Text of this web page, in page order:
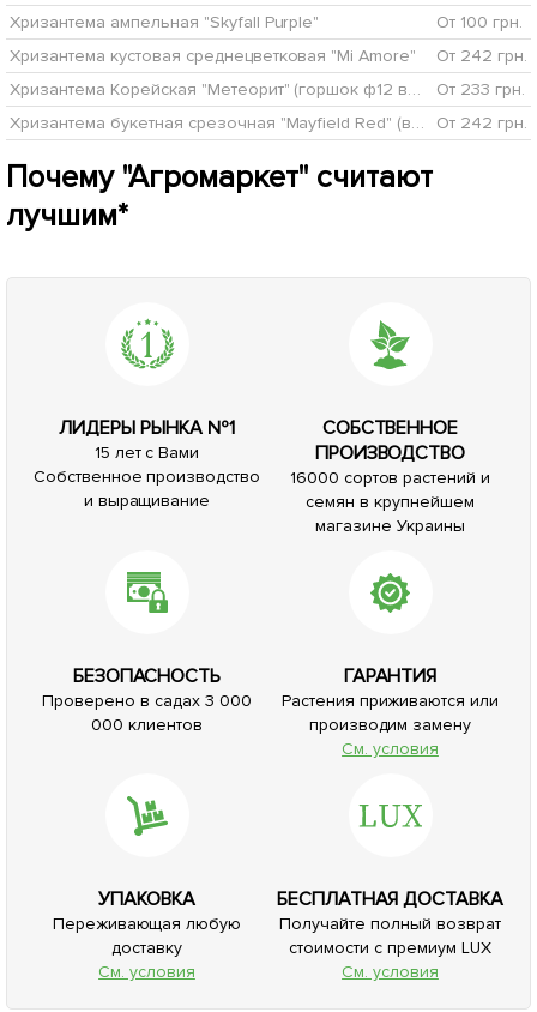
Хризантема ампельная "Skyfall Purple"
От 100 грн.
Хризантема кустовая среднецветковая "Mi Amore"
От 242 грн.
Хризантема Корейская "Метеорит" (горшок ф12 высота 20-30см)
От 233 грн.
Хризантема букетная срезочная "Mayfield Red" (вазон С1 высота 20-30см)
От 242 грн.
Почему "Агромаркет" считают
лучшим*
ЛИДЕРЫ РЫНКА №1
15 лет с Вами
Собственное производство
и выращивание
СОБСТВЕННОЕ
ПРОИЗВОДСТВО
16000 сортов растений и
семян в крупнейшем
магазине Украины
БЕЗОПАСНОСТЬ
Проверено в садах 3 000
000 клиентов
ГАРАНТИЯ
Растения приживаются или
производим замену
См. условия
УПАКОВКА
Переживающая любую
доставку
См. условия
БЕСПЛАТНАЯ ДОСТАВКА
Получайте полный возврат
стоимости с премиум LUX
См. условия